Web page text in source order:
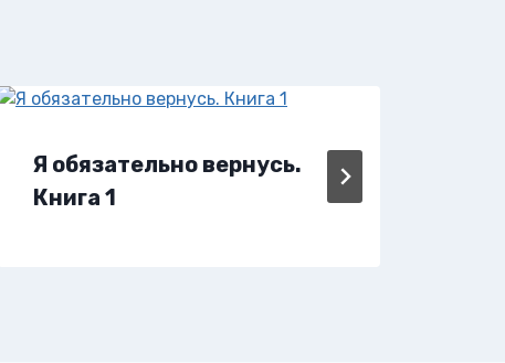
Я обязательно вернусь.
Книга 1